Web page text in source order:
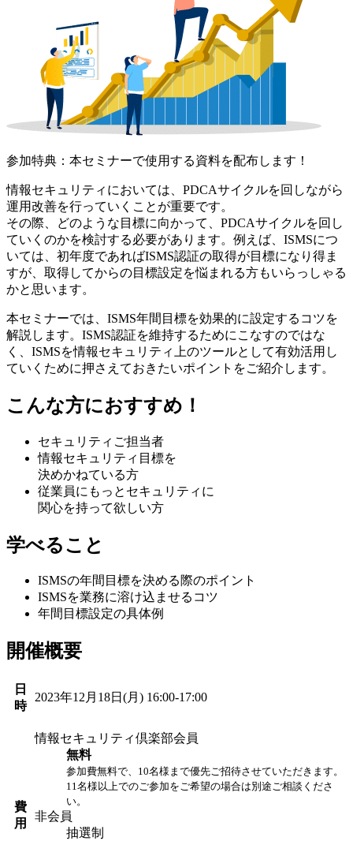
参加特典：本セミナーで使用する資料を配布します！
情報セキュリティにおいては、 PDCAサイクルを回しながら
運用改善を行っていくことが重要です。
その際、どのような目標に向かって、PDCAサイクルを回し
ていくのかを検討する必要があります。例えば、ISMSにつ
いては、初年度であればISMS認証の取得が目標になり得ま
すが、取得してからの目標設定を悩まれる方もいらっしゃる
かと思います。
本セミナーでは、ISMS年間目標を効果的に設定するコツを
解説します。ISMS認証を維持するためにこなすのではな
く、 ISMSを情報セキュリティ上のツールとして有効活用し
ていくために押さえておきたいポイント をご紹介します。
こんな方におすすめ！
セキュリティご担当者
情報セキュリティ目標を
決めかねている方
従業員にもっとセキュリティに
関心を持って欲しい方
学べること
ISMSの年間目標を決める際のポイント
ISMSを業務に溶け込ませるコツ
年間目標設定の具体例
開催概要
日
時
2023年12月18日(月) 16:00-17:00
費
用
情報セキュリティ倶楽部会員
無料
参加費無料で、10名様まで優先ご招待させていただきます。
11名様以上でのご参加をご希望の場合は別途ご相談くださ
い。
非会員
抽選制